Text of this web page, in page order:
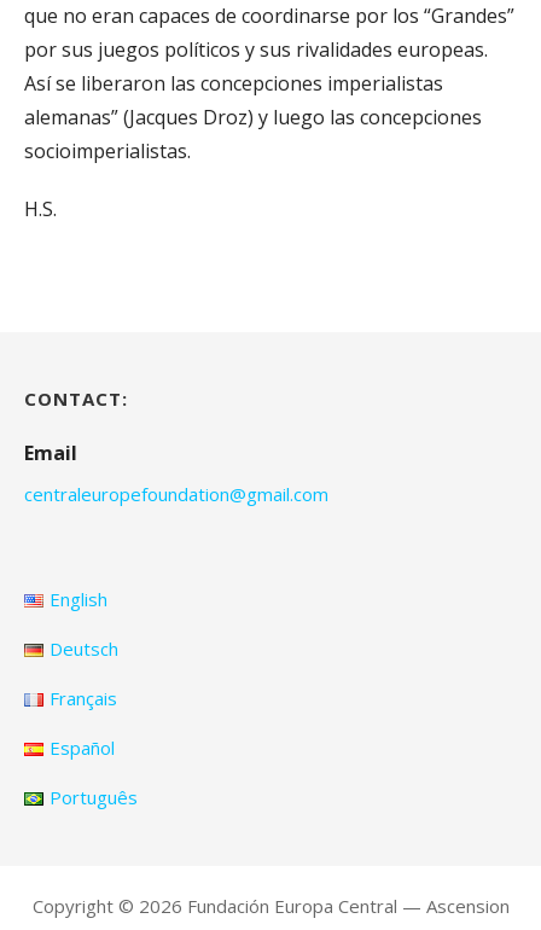
que no eran capaces de coordinarse por los “Grandes”
por sus juegos políticos y sus rivalidades europeas.
Así se liberaron las concepciones imperialistas
alemanas” (Jacques Droz) y luego las concepciones
socioimperialistas.
H.S.
CONTACT:
Email
centraleuropefoundation@gmail.com
English
Deutsch
Français
Español
Português
Copyright © 2026 Fundación Europa Central — Ascension